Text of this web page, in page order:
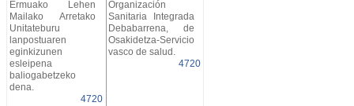
Ermuako Lehen
Mailako Arretako
Unitateburu
lanpostuaren
eginkizunen
esleipena
baliogabetzeko
dena.
4720
Organización
Sanitaria Integrada
Debabarrena, de
Osakidetza-Servicio
vasco de salud.
4720